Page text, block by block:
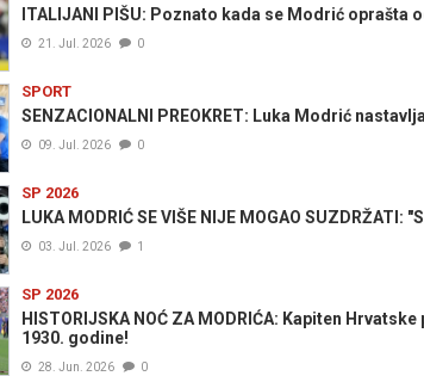
ITALIJANI PIŠU: Poznato kada se Modrić oprašta
21. Jul. 2026 0
SPORT
SENZACIONALNI PREOKRET: Luka Modrić
09. Jul. 2026 0
SP 2026
LUKA MODRIĆ SE VIŠE NIJE MOGAO
03. Jul. 2026 1
SP 2026
HISTORIJSKA NOĆ ZA MODRIĆA: Kapiten
1930. godine!
28. Jun. 2026 0